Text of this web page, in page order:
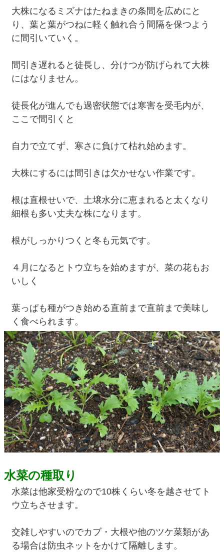
大株になるミズナはたねまきの条間を広めにと
り、葉と葉がつねに軽く触れ合う間隔を保つよう
に間引いていく。
間引き遅れると徒長し、分けつが防げられて大株
にはなりません。
徒長化が進んでも過密状態では寒害を受毛内が、
ここで間引くと
自力で立てず、寒さに負けて枯れ始めます。
大株にするには間引きは欠かせない作業です。
根は直根せいで、土壌水分に恵まれると太くなり
細根も多い丈夫な株になります。
根がしっかりつくと冬も元気です。
４月になるとトウ立ちを始めますが、菜の花もお
いしく
葉っぱも種がつき始める直前まで直前まで美味し
く食べられます。
水菜の種取り
水菜は他家受粉なので10株くらい冬を越させてト
ウ立ちさせます。
交雑しやすいのでカブ・大根や他のツケ菜類があ
る場合は防虫ネットをかけて隔離します。